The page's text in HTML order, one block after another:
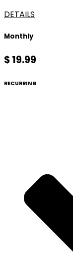
DETAILS
Monthly
$ 19.99
RECURRING